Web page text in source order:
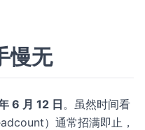
慢无
6 月 12 日。虽然时间看
）通常招满即止，